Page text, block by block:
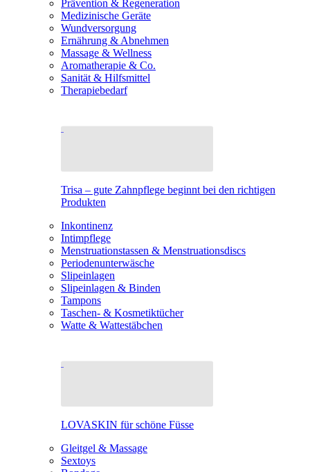
Prävention & Regeneration
Medizinische Geräte
Wundversorgung
Ernährung & Abnehmen
Massage & Wellness
Aromatherapie & Co.
Sanität & Hilfsmittel
Therapiebedarf
Trisa – gute Zahnpflege beginnt bei den richtigen
Produkten
Inkontinenz
Intimpflege
Menstruationstassen & Menstruationsdiscs
Periodenunterwäsche
Slipeinlagen
Slipeinlagen & Binden
Tampons
Taschen- & Kosmetiktücher
Watte & Wattestäbchen
LOVASKIN für schöne Füsse
Gleitgel & Massage
Sextoys